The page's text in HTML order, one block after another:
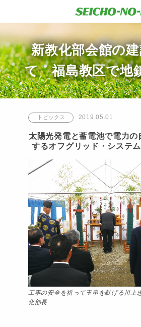
新教化部会館の
て 福島教区で地
トピックス 2019.05.01
太陽光発電と蓄電池で電力の
するオフグリッド・システ
工事の安全を祈って玉串を献げる川上
化部長